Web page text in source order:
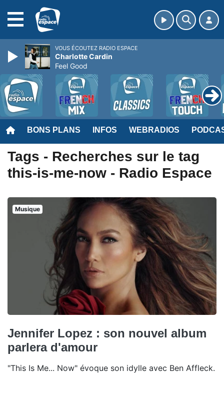
BONS PLANS INFOS WEBRADIOS
Tags - Recherches sur le tag
this-is-me-now - Radio Espace
Musique
Jennifer Lopez : son nouvel album
parlera d'amour
"This Is Me... Now" évoque son idylle avec Ben Affleck.
VOUS ÉCOUTEZ RADIO ESPACE
Charlotte Cardin
Feel Good